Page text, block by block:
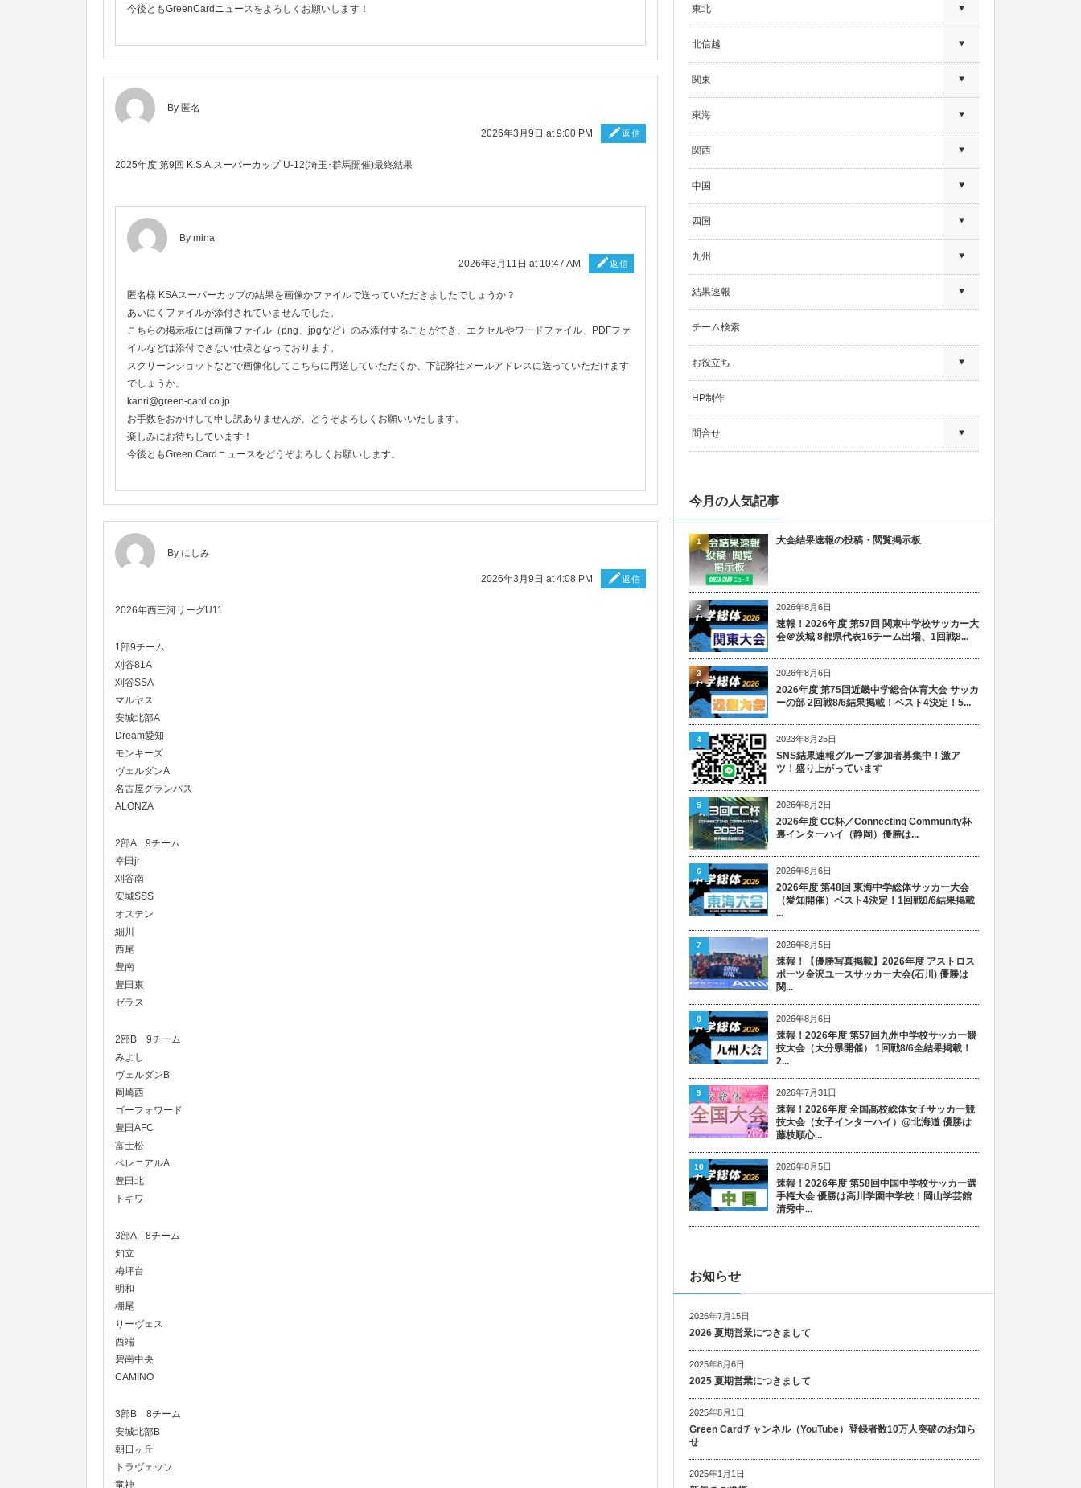
今後ともGreenCardニュースをよろしくお願いします！
By 匿名
2026年3月9日 at 9:00 PM 返信
2025年度 第9回 K.S.A.スーパーカップ U-12(埼玉･群馬開催)最終結果
By mina
2026年3月11日 at 10:47 AM 返信
匿名様 KSAスーパーカップの結果を画像かファイルで送っていただきましたでしょうか？
あいにくファイルが添付されていませんでした。
こちらの掲示板には画像ファイル（png、jpgなど）のみ添付することができ、エクセルやワードファイル、PDFファ
イルなどは添付できない仕様となっております。
スクリーンショットなどで画像化してこちらに再送していただくか、下記弊社メールアドレスに送っていただけます
でしょうか。
kanri@green-card.co.jp
お手数をおかけして申し訳ありませんが、どうぞよろしくお願いいたします。
楽しみにお待ちしています！
今後ともGreen Cardニュースをどうぞよろしくお願いします。
By にしみ
2026年3月9日 at 4:08 PM 返信
2026年西三河リーグU11
1部9チーム
刈谷81A
刈谷SSA
マルヤス
安城北部A
Dream愛知
モンキーズ
ヴェルダンA
名古屋グランパス
ALONZA
2部A 9チーム
幸田jr
刈谷南
安城SSS
オステン
細川
西尾
豊南
豊田東
ゼラス
2部B 9チーム
みよし
ヴェルダンB
岡崎西
ゴーフォワード
豊田AFC
富士松
ペレニアルA
豊田北
トキワ
3部A 8チーム
知立
梅坪台
明和
棚尾
りーヴェス
西端
碧南中央
CAMINO
3部B 8チーム
安城北部B
朝日ヶ丘
トラヴェッソ
竜神
東北
北信越
関東
東海
関西
中国
四国
九州
結果速報
チーム検索
お役立ち
HP制作
問合せ
今月の人気記事
大会結果速報の投稿・閲覧掲示板
1
2026年8月6日
速報！2026年度 第57回 関東中学校サッカー大
会＠茨城 8都県代表16チーム出場、1回戦8...
2
2026年8月6日
2026年度 第75回近畿中学総合体育大会 サッカ
ーの部 2回戦8/6結果掲載！ベスト4決定！5...
3
2023年8月25日
SNS結果速報グループ参加者募集中！激ア
ツ！盛り上がっています
4
2026年8月2日
2026年度 CC杯／Connecting Community杯
裏インターハイ（静岡）優勝は...
5
2026年8月6日
2026年度 第48回 東海中学総体サッカー大会
（愛知開催）ベスト4決定！1回戦8/6結果掲載
...
6
2026年8月5日
速報！【優勝写真掲載】2026年度 アストロス
ポーツ金沢ユースサッカー大会(石川) 優勝は
関...
7
2026年8月6日
速報！2026年度 第57回九州中学校サッカー競
技大会（大分県開催） 1回戦8/6全結果掲載！
2...
8
2026年7月31日
速報！2026年度 全国高校総体女子サッカー競
技大会（女子インターハイ）@北海道 優勝は
藤枝順心...
9
2026年8月5日
速報！2026年度 第58回中国中学校サッカー選
手権大会 優勝は高川学園中学校！岡山学芸館
清秀中...
10
お知らせ
2026年7月15日
2026 夏期営業につきまして
2025年8月6日
2025 夏期営業につきまして
2025年8月1日
Green Cardチャンネル（YouTube）登録者数10万人突破のお知ら
せ
2025年1月1日